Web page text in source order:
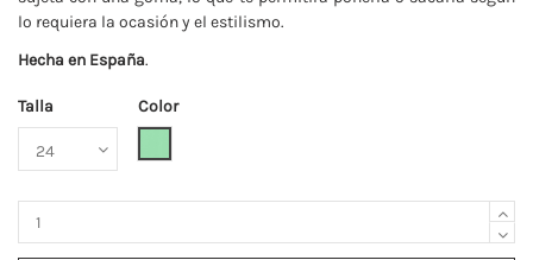
lo requiera la ocasión y el estilismo.
Hecha en España.
Talla
Color